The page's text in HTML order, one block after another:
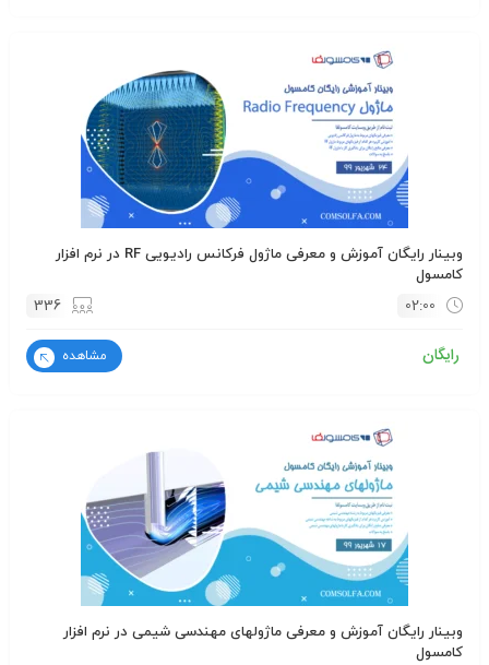
وبینار رایگان آموزش و معرفی ماژول فرکانس رادیویی RF در نرم افزار
کامسول
02:00
336
رایگان مشاهده
وبینار رایگان آموزش و معرفی ماژولهای مهندسی شیمی در نرم افزار
کامسول